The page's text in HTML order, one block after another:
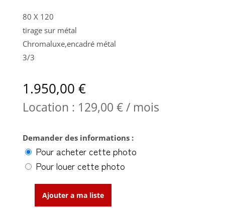
80 X 120
tirage sur métal
Chromaluxe,encadré métal
3/3
1.950,00 €
Location : 129,00 €/ mois
Demander des informations :
Pour acheter cette photo
Pour louer cette photo
quantitéAjouter a ma liste